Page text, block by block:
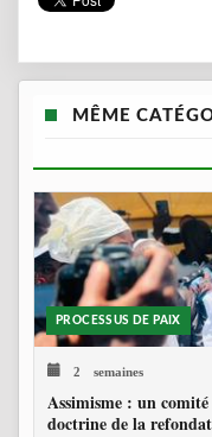
MÊME
PROCESSUS DE PAIX
2 semaines
Assimisme : un
doctrine de la